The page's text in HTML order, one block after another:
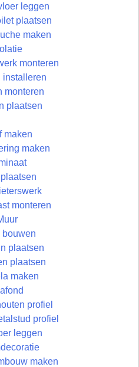
leggen
plaatsen
maken
monteren
installeren
monteren
plaatsen
maken
maken
monteren
bouwen
plaatsen
plaatsen
maken
profiel
profiel
leggen
maken